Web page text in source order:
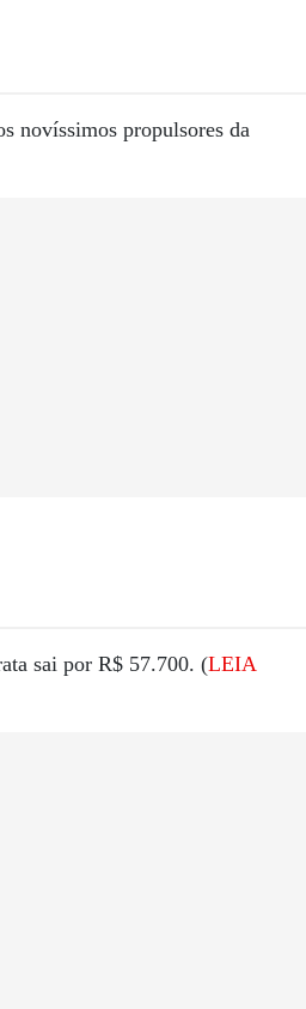
novíssimos propulsores da
sai por R$ 57.700. (LEIA